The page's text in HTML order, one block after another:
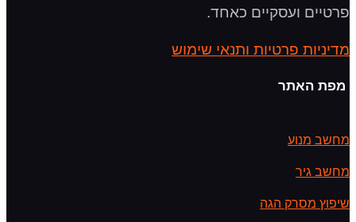
פרטיים ועסקיים כאחד.
מדיניות פרטיות ותנאי שימוש
מפת האתר
מחשב מנוע
מחשב גיר
שיפוץ מסרק הגה